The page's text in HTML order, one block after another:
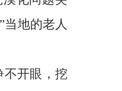
地的老人
不开眼，挖